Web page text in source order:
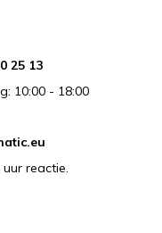
25 13
10:00 - 18:00
reactie.